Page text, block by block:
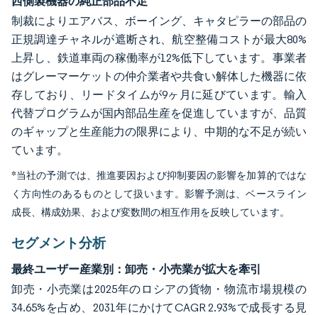
制裁によりエアバス、ボーイング、キャタピラーの部品の
正規調達チャネルが遮断され、航空整備コストが最大80%
上昇し、鉄道車両の稼働率が12%低下しています。事業者
はグレーマーケットの仲介業者や共食い解体した機器に依
存しており、リードタイムが9ヶ月に延びています。輸入
代替プログラムが国内部品生産を促進していますが、品質
のギャップと生産能力の限界により、中期的な不足が続い
ています。
*当社の予測では、推進要因および抑制要因の影響を加算的ではな
く方向性のあるものとして扱います。影響予測は、ベースライン
成長、構成効果、および変数間の相互作用を反映しています。
セグメント分析
最終ユーザー産業別：卸売・小売業が拡大を牽引
卸売・小売業は2025年のロシアの貨物・物流市場規模の
34.65%を占め、2031年にかけてCAGR 2.93%で成長する見